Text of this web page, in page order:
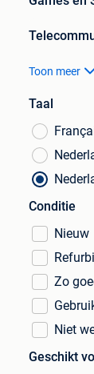
Toon meer
Taal
Conditie
Nieuw
Zo
Niet
Geschikt